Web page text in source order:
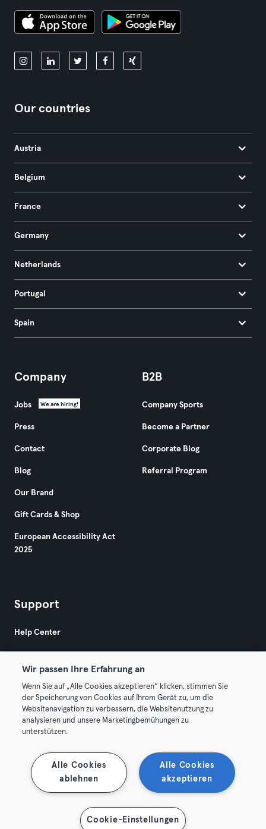
Our countries
Austria
Belgium
France
Germany
Netherlands
Portugal
Spain
Company
Jobs We are hiring!
Press
Contact
Blog
Our Brand
Gift Cards & Shop
European Accessibility Act
2025
B2B
Company Sports
Become a Partner
Corporate Blog
Referral Program
Support
Help Center
© 2026 Urban Sports Group GmbH. All rights reserved.
Terms & Conditions
Terminate contracts here Withdraw contracts here
Wir passen Ihre Erfahrung an
Wenn Sie auf „Alle Cookies akzeptieren“ klicken, stimmen Sie
der Speicherung von Cookies auf Ihrem Gerät zu, um die
Websitenavigation zu verbessern, die Websitenutzung zu
analysieren und unsere Marketingbemühungen zu
unterstützen.
Alle Cookies
akzeptieren
Alle Cookies
ablehnen
Cookie-Einstellungen